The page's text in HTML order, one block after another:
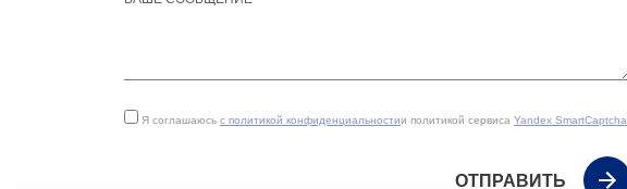
Я соглашаюсь с политикой конфиденциальностии политикой сервиса Yandex SmartCaptcha
ОТПРАВИТЬ